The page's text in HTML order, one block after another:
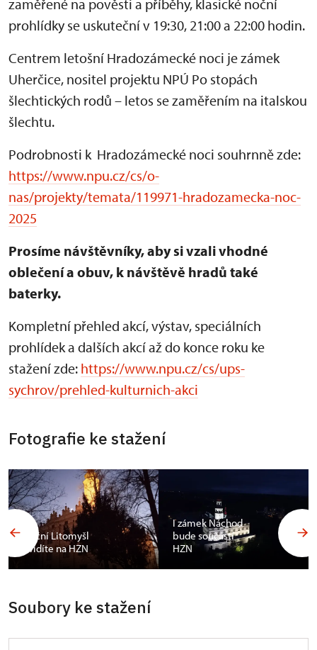
zaměřené na pověsti a příběhy, klasické noční
prohlídky se uskuteční v 19:30, 21:00 a 22:00 hodin.
Centrem letošní Hradozámecké noci je zámek
Uherčice, nositel projektu NPÚ Po stopách
šlechtických rodů – letos se zaměřením na italskou
šlechtu.
Podrobnosti k Hradozámecké noci souhrnně zde:
https://www.npu.cz/cs/o-
nas/projekty/temata/119971-hradozamecka-noc-
2025
Prosíme návštěvníky, aby si vzali vhodné
oblečení a obuv, k návštěvě hradů také
baterky.
Kompletní přehled akcí, výstav, speciálních
prohlídek a dalších akcí až do konce roku ke
stažení zde: https://www.npu.cz/cs/ups-
sychrov/prehled-kulturnich-akci
Fotografie ke stažení
Noční Litomyšl
uvidíte na HZN
I zámek Náchod
bude součástí
HZN
Soubory ke stažení